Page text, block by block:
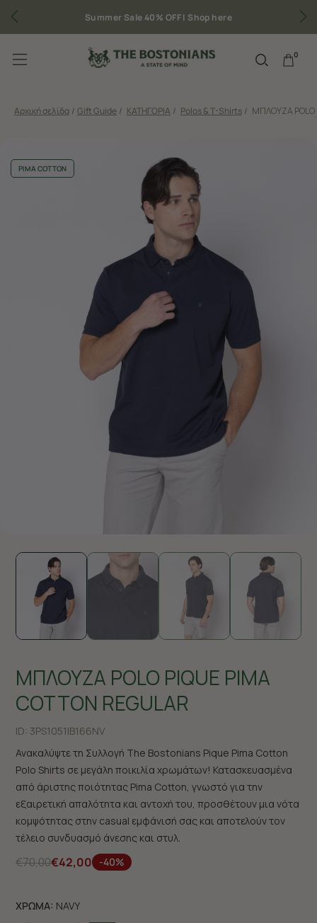
Δωρεάν μεταφορικά για παραγγελίες άνω των
0
Αρχική σελίδα / Gift Guide / ΚΑΤΗΓΟΡΙΑ / Polos & T-Shirts / ΜΠΛΟΥΖΑ POLO
PIMA COTTON
ΜΠΛΟΥΖΑ POLO PIQUE PIMA
COTTON REGULAR
ID: 3PS1051|B166NV
Ανακαλύψτε τη Συλλογή The Bostonians Pique Pima Cotton
Polo Shirts σε μεγάλη ποικιλία χρωμάτων! Κατασκευασμένα
από άριστης ποιότητας Pima Cotton, γνωστό για την
εξαιρετική απαλότητα και αντοχή του, προσθέτουν μια νότα
κομψότητας στην casual εμφάνισή σας και αποτελούν τον
τέλειο συνδυασμό άνεσης και στυλ.
€70,00€42,00 -40%
ΧΡΩΜΑ: NAVY